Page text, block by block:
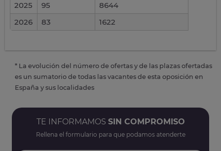
2025
95
8644
2026
83 1622
* La evolución del número de ofertas y de las plazas ofertadas
es un sumatorio de todas las vacantes de esta oposición en
España y sus localidades
TE INFORMAMOS SIN COMPROMISO
Rellena el formulario para que podamos atenderte